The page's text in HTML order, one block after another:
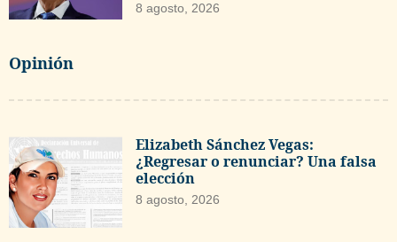
8 agosto, 2026
Opinión
Elizabeth Sánchez Vegas:
¿Regresar o renunciar? Una falsa
elección
8 agosto, 2026